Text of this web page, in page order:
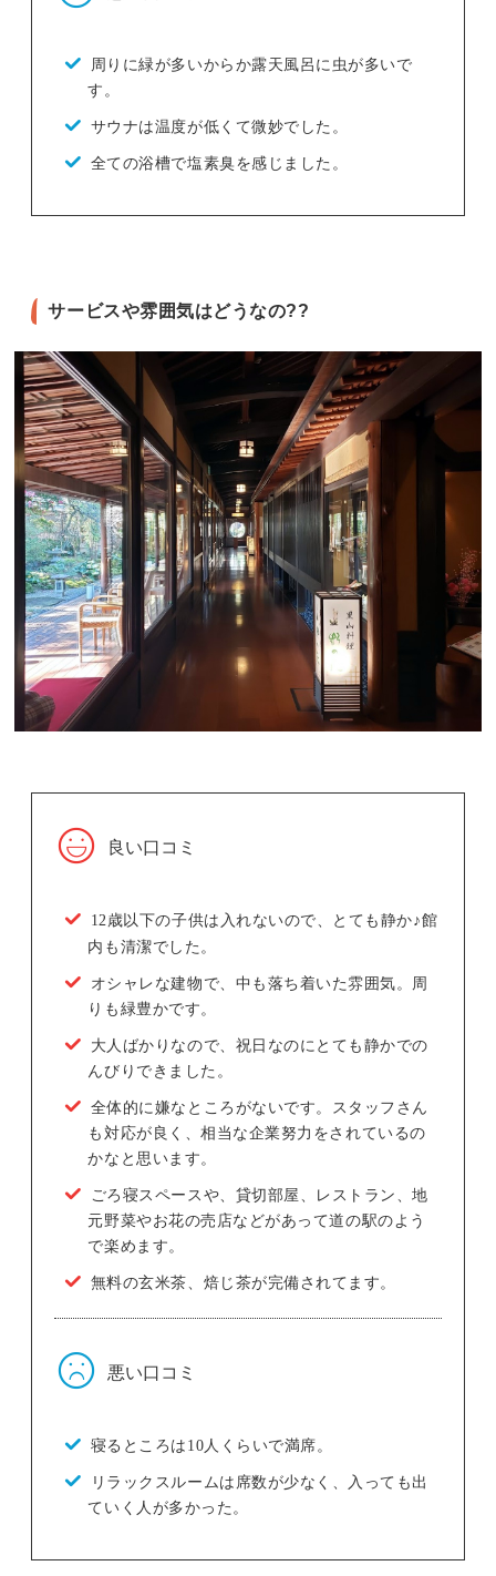
周りに緑が多いからか露天風呂に虫が多いで
す。
サウナは温度が低くて微妙でした。
全ての浴槽で塩素臭を感じました。
サービスや雰囲気はどうなの??
良い口コミ
12歳以下の子供は入れないので、とても静か♪館
内も清潔でした。
オシャレな建物で、中も落ち着いた雰囲気。周
りも緑豊かです。
大人ばかりなので、祝日なのにとても静かでの
んびりできました。
全体的に嫌なところがないです。スタッフさん
も対応が良く、相当な企業努力をされているの
かなと思います。
ごろ寝スペースや、貸切部屋、レストラン、地
元野菜やお花の売店などがあって道の駅のよう
で楽めます。
無料の玄米茶、焙じ茶が完備されてます。
悪い口コミ
寝るところは10人くらいで満席。
リラックスルームは席数が少なく、入っても出
ていく人が多かった。